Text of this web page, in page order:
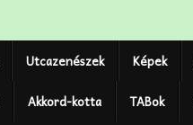
Utcazenészek Képek
Akkord-kotta TABok